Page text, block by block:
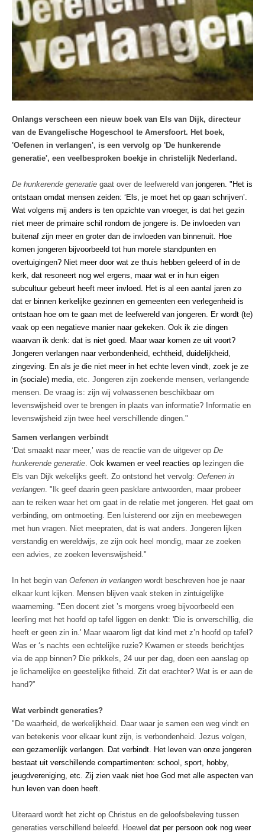
Onlangs verscheen een nieuw boek van Els van Dijk, directeur
van de Evangelische Hogeschool te Amersfoort. Het boek,
'Oefenen in verlangen', is een vervolg op 'De hunkerende
generatie', een veelbesproken boekje in christelijk Nederland.
De hunkerende generatie gaat over de leefwereld van jongeren. "Het is
ontstaan omdat mensen zeiden: ‘Els, je moet het op gaan schrijven’.
Wat volgens mij anders is ten opzichte van vroeger, is dat het gezin
niet meer de primaire schil rondom de jongere is. De invloeden van
buitenaf zijn meer en groter dan de invloeden van binnenuit. Hoe
komen jongeren bijvoorbeeld tot hun morele standpunten en
overtuigingen? Niet meer door wat ze thuis hebben geleerd of in de
kerk, dat resoneert nog wel ergens, maar wat er in hun eigen
subcultuur gebeurt heeft meer invloed. Het is al een aantal jaren zo
dat er binnen kerkelijke gezinnen en gemeenten een verlegenheid is
ontstaan hoe om te gaan met de leefwereld van jongeren. Er wordt (te)
vaak op een negatieve manier naar gekeken. Ook ik zie dingen
waarvan ik denk: dat is niet goed. Maar waar komen ze uit voort?
Jongeren verlangen naar verbondenheid, echtheid, duidelijkheid,
zingeving. En als je die niet meer in het echte leven vindt, zoek je ze
in (sociale) media, etc. Jongeren zijn zoekende mensen, verlangende
mensen. De vraag is: zijn wij volwassenen beschikbaar om
levenswijsheid over te brengen in plaats van informatie? Informatie en
levenswijsheid zijn twee heel verschillende dingen."
Samen verlangen verbindt
‘Dat smaakt naar meer,’ was de reactie van de uitgever op De
hunkerende generatie. Ook kwamen er veel reacties op lezingen die
Els van Dijk wekelijks geeft. Zo ontstond het vervolg: Oefenen in
verlangen. "Ik geef daarin geen pasklare antwoorden, maar probeer
aan te reiken waar het om gaat in de relatie met jongeren. Het gaat om
verbinding, om ontmoeting. Een luisterend oor zijn en meebewegen
met hun vragen. Niet meepraten, dat is wat anders. Jongeren lijken
verstandig en wereldwijs, ze zijn ook heel mondig, maar ze zoeken
een advies, ze zoeken levenswijsheid."
In het begin van Oefenen in verlangen wordt beschreven hoe je naar
elkaar kunt kijken. Mensen blijven vaak steken in zintuigelijke
waarneming. "Een docent ziet ’s morgens vroeg bijvoorbeeld een
leerling met het hoofd op tafel liggen en denkt: 'Die is onverschillig, die
heeft er geen zin in.' Maar waarom ligt dat kind met z’n hoofd op tafel?
Was er ‘s nachts een echtelijke ruzie? Kwamen er steeds berichtjes
via de app binnen? Die prikkels, 24 uur per dag, doen een aanslag op
je lichamelijke en geestelijke fitheid. Zit dat erachter? Wat is er aan de
hand?”
Wat verbindt generaties?
"De waarheid, de werkelijkheid. Daar waar je samen een weg vindt en
van betekenis voor elkaar kunt zijn, is verbondenheid. Jezus volgen,
een gezamenlijk verlangen. Dat verbindt. Het leven van onze jongeren
bestaat uit verschillende compartimenten: school, sport, hobby,
jeugdvereniging, etc. Zij zien vaak niet hoe God met alle aspecten van
hun leven van doen heeft.
Uiteraard wordt het zicht op Christus en de geloofsbeleving tussen
generaties verschillend beleefd. Hoewel dat per persoon ook nog weer